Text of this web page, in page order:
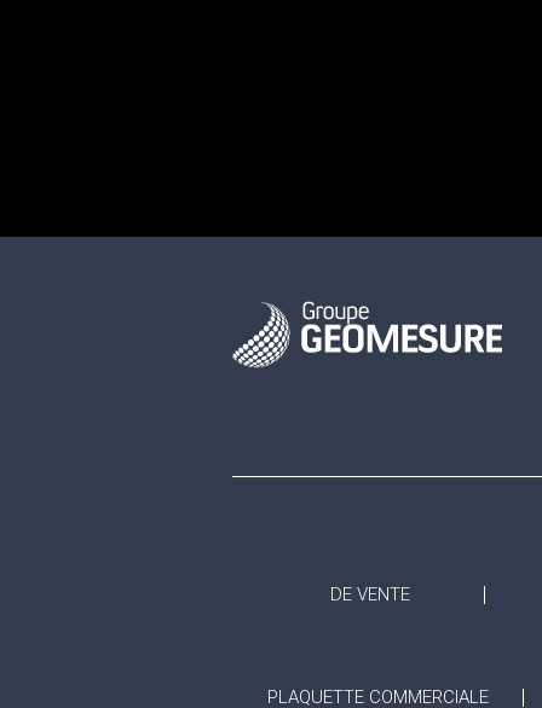
DE VENTE
PLAQUETTE COMMERCIALE